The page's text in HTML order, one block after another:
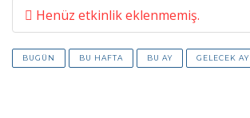
Henüz etkinlik eklenmemiş.
BUGÜN BU HAFTA BU AY GELECEK AY